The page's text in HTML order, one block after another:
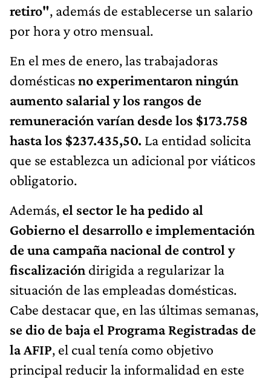
retiro", además de establecerse un salario
por hora y otro mensual.
En el mes de enero, las trabajadoras
domésticasno experimentaron ningún
aumento salarial y los rangos de
remuneración varían desde los $173.758
hasta los $237.435,50. La entidad solicita
que se establezca un adicional por viáticos
obligatorio.
Además, el sector le ha pedido al
Gobierno el desarrollo e implementación
de una campaña nacional de control y
fiscalización dirigida a regularizar la
situación de las empleadas domésticas.
Cabe destacar que, en las últimas semanas,
se dio de baja el Programa Registradas de
la AFIP, el cual tenía como objetivo
principal reducir la informalidad en este